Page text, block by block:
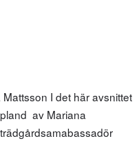
I det här avsnittet
av Mariana